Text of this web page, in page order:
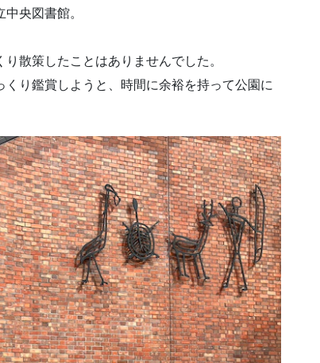
央図書館。
散策したことはありませんでした。
り鑑賞しようと、時間に余裕を持って公園に